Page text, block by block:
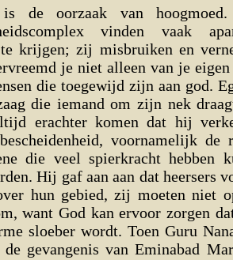
de oorzaak van hoogmoed.
vinden vaak
krijgen; zij misbruiken en
je niet alleen van je
die toegewijd zijn aan god.
die iemand om zijn nek
erachter komen dat hij
voornamelijk de
die veel spierkracht hebben
Hij gaf aan aan dat heersers
hun gebied, zij moeten niet
want God kan ervoor zorgen
sloeber wordt. Toen Guru
gevangenis van Eminabad